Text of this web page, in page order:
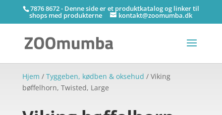
7876 8672 - Denne side er et produktkatalog og linker til
shops med produkterne kontakt@zoomumba.dk
Hjem / Tyggeben, kødben & oksehud / Viking
bøffelhorn, Twisted, Large